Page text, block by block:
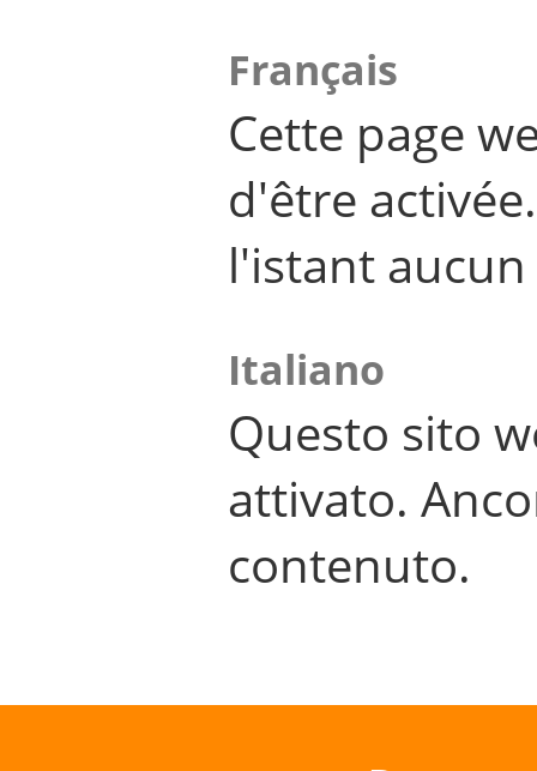
Français
Cette page
d'être
l'istant
Italiano
Questo sito
attivato.
contenuto.